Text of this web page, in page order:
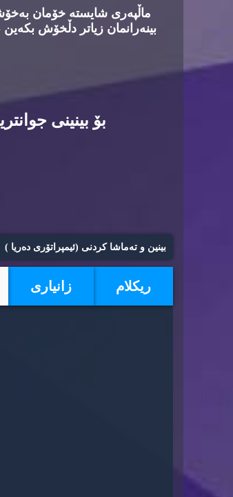
ماڵپه‌ری شایسته‌ خۆمان
بینه‌رانمان زیاتر دڵخۆش
بۆ بینینی
بینین و ته‌ماشا كردنی (ئیمپراتۆری ده‌ریا )
ریكلام زانیاری